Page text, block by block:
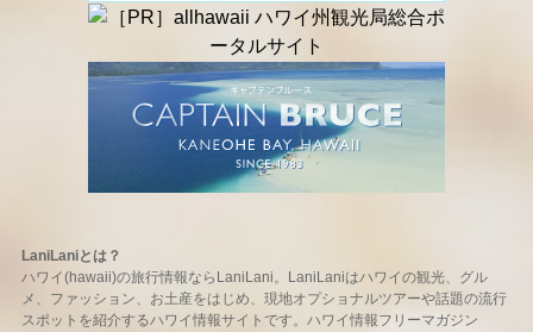
LaniLaniとは？
ハワイ(hawaii)の旅行情報ならLaniLani。LaniLaniはハワイの観光、グル
メ、ファッション、お土産をはじめ、現地オプショナルツアーや話題の流行
スポットを紹介するハワイ情報サイトです。ハワイ情報フリーマガジン